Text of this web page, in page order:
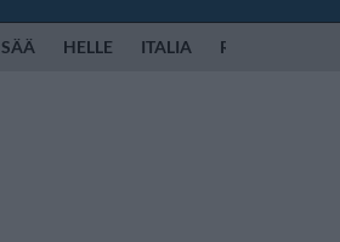
SÄÄ HELLE ITALIA ROOMA